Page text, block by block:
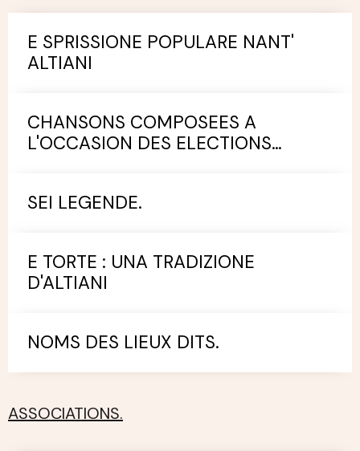
E SPRISSIONE POPULARE NANT'
ALTIANI
CHANSONS COMPOSEES A
L'OCCASION DES ELECTIONS
SEI LEGENDE.
E TORTE : UNA TRADIZIONE
D'ALTIANI
NOMS DES LIEUX DITS.
ASSOCIATIONS.